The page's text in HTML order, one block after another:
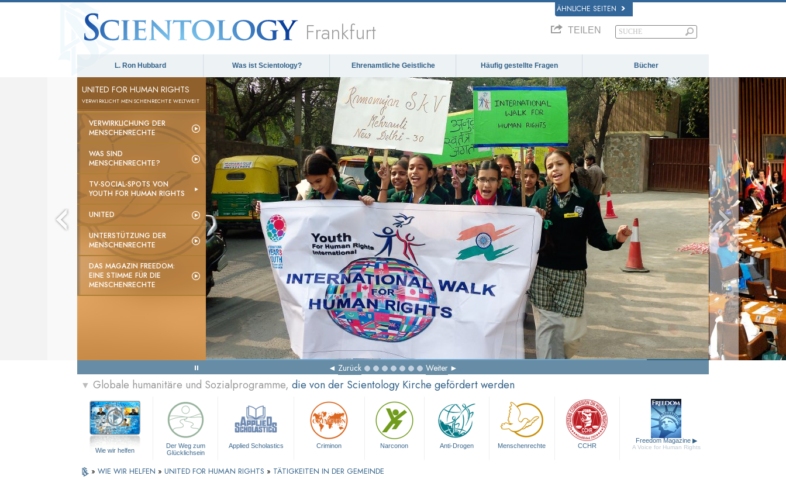
ÄHNLICHE SEITEN
Frankfurt TEILEN
L. Ron Hubbard Was ist Scientology? Ehrenamtliche Geistliche Häufig gestellte Fragen Bücher
UNITED FOR HUMAN RIGHTS
VERWIRKLICHT MENSCHENRECHTE WELTWEIT
VERWIRKLICHUNG DER
MENSCHENRECHTE
WAS SIND
MENSCHENRECHTE?
TV-SOCIAL-SPOTS VON
YOUTH FOR HUMAN RIGHTS
UNITED
UNTERSTÜTZUNG DER
MENSCHENRECHTE
DAS MAGAZIN FREEDOM:
EINE STIMME FÜR DIE
MENSCHENRECHTE
Zurück Weiter
▼ Globale humanitäre und Sozialprogramme, die von der Scientology Kirche gefördert werden
Wie wir helfen
Der Weg zum
Glücklichsein
Applied Scholastics Criminon Narconon Anti-Drogen Menschenrechte CCHR
Freedom Magazine ▶
A Voice for Human Rights
» WIE WIR HELFEN » UNITED FOR HUMAN RIGHTS » TÄTIGKEITEN IN DER GEMEINDE